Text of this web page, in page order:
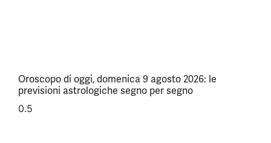
Oroscopo di oggi, domenica 9 agosto 2026: le
previsioni astrologiche segno per segno